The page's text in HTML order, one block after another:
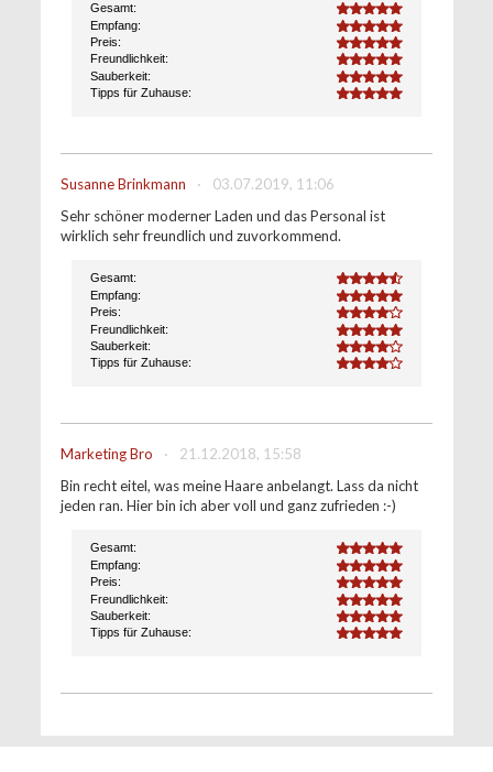
Gesamt: 5.0
Empfang: 5.0
Preis: 5.0
Freundlichkeit: 5.0
Sauberkeit: 5.0
Tipps für Zuhause: 5.0
Susanne Brinkmann ·
03.07.2019, 11:06
Sehr schöner moderner Laden und das Personal ist
wirklich sehr freundlich und zuvorkommend.
Gesamt: 4.4
Empfang: 5.0
Preis: 4.0
Freundlichkeit: 5.0
Sauberkeit: 4.0
Tipps für Zuhause: 4.0
Marketing Bro ·
21.12.2018, 15:58
Bin recht eitel, was meine Haare anbelangt. Lass da nicht
jeden ran. Hier bin ich aber voll und ganz zufrieden :-)
Gesamt: 5.0
Empfang: 5.0
Preis: 5.0
Freundlichkeit: 5.0
Sauberkeit: 5.0
Tipps für Zuhause: 5.0